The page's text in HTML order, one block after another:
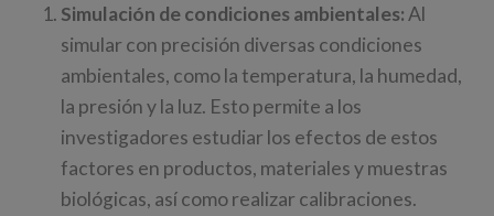
Simulación de condiciones ambientales: Al
simular con precisión diversas condiciones
ambientales, como la temperatura, la humedad,
la presión y la luz. Esto permite a los
investigadores estudiar los efectos de estos
factores en productos, materiales y muestras
biológicas, así como realizar calibraciones.